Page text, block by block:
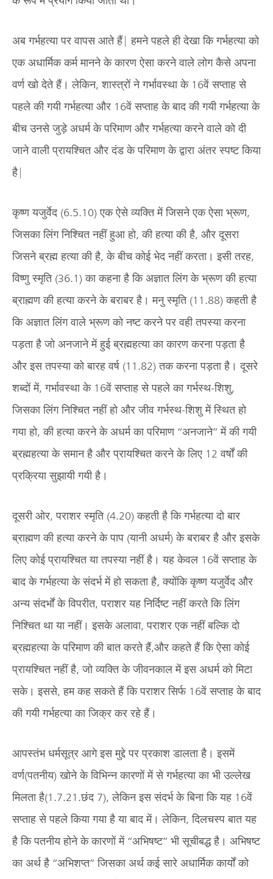
अब गर्भहत्या पर वापस आते हैं| हमने पहले ही देखा कि गर्भहत्या को
एक अधार्मिक कर्म मानने के कारण ऐसा करने वाले लोग कैसे अपना
वर्ण खो देते हैं। लेकिन, शास्त्रों ने गर्भावस्था के 16वें सप्ताह से
पहले की गयी गर्भहत्या और 16वें सप्ताह के बाद की गयी गर्भहत्या के
बीच उनसे जुड़े अधर्म के परिमाण और गर्भहत्या करने वाले को दी
जाने वाली प्रायश्चित और दंड के परिमाण के द्वारा अंतर स्पष्ट किया
है|
कृष्ण यजुर्वेद (6.5.10) एक ऐसे व्यक्ति में जिसने एक ऐसा भ्रूण,
जिसका लिंग निश्चित नहीं हुआ हो, की हत्या की है, और दूसरा
जिसने ब्रह्म हत्या की है, के बीच कोई भेद नहीं करता। इसी तरह,
विष्णु स्मृति (36.1) का कहना है कि अज्ञात लिंग के भ्रूण की हत्या
ब्राह्मण की हत्या करने के बराबर है। मनु स्मृति (11.88) कहती है
कि अज्ञात लिंग वाले भ्रूण को नष्ट करने पर वही तपस्या करना
पड़ता है जो अनजाने में हुई ब्रह्महत्या का कारण करना पड़ता है
और इस तपस्या को बारह वर्ष (11.82) तक करना पड़ता है। दूसरे
शब्दों में, गर्भावस्था के 16वें सप्ताह से पहले का गर्भस्थ-शिशु,
जिसका लिंग निश्चित नहीं हो और जीव गर्भस्थ-शिशु में स्थित हो
गया हो, की हत्या करने के अधर्म का परिमाण “अनजाने” में की गयी
ब्रह्महत्या के समान है और प्रायश्चित करने के लिए 12 वर्षों की
प्रक्रिया सुझायी गयी है।
दूसरी ओर, पराशर स्मृति (4.20) कहती है कि गर्भहत्या दो बार
ब्राह्मण की हत्या करने के पाप (यानी अधर्म) के बराबर है और इसके
लिए कोई प्रायश्चित या तपस्या नहीं है। यह केवल 16वें सप्ताह के
बाद के गर्भहत्या के संदर्भ में हो सकता है, क्योंकि कृष्ण यजुर्वेद और
अन्य संदर्भों के विपरीत, पराशर यह निर्दिष्ट नहीं करते कि लिंग
निश्चित था या नहीं। इसके अलावा, पराशर एक नहीं बल्कि दो
ब्रह्महत्या के परिमाण की बात करते हैं,और कहते हैं कि ऐसा कोई
प्रायश्चित नहीं है, जो व्यक्ति के जीवनकाल में इस अधर्म को मिटा
सके। इससे, हम कह सकते हैं कि पराशर सिर्फ 16वें सप्ताह के बाद
की गयी गर्भहत्या का जिक्र कर रहे हैं।
आपस्तंभ धर्मसूत्र आगे इस मुद्दे पर प्रकाश डालता है। इसमें
वर्ण(पतनीय) खोने के विभिन्न कारणों में से गर्भहत्या का भी उल्लेख
मिलता है(1.7.21.छंद 7), लेकिन इस संदर्भ के बिना कि यह 16वें
सप्ताह से पहले किया गया है या बाद में। लेकिन, दिलचस्प बात यह
है कि पतनीय होने के कारणों में “अभिषष्ट” भी सूचीबद्ध है। अभिषष्ट
का अर्थ है “अभिशप्त” जिसका अर्थ कई सारे अधार्मिक कार्यों को